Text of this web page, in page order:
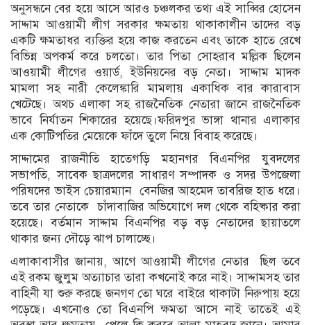
অনুসন্ধনে বের হয়ে আসে আরও চঞ্চলকর তথ্য এই সাব্বির হোসেন
সাদ্দাম আওয়ামী লীগ সরকার ক্ষমতায় থাকাকালীন তাদের বড়
একটি ক্ষমতাধর ব্যক্তির হয়ে কাজ করতেন এবং তাকে হাতে রেখে
বিভিন্ন অপকর্ম করে চলতো। তার পিতা সোহরাব মল্লিক ছিলেন
আওয়ামী লীগের ওয়ার্ড, ইউনিয়নের বড় নেতা। সাদ্দাম মাদক
মামলা সহ নারী কেলেঙ্কারি মামলায় একাধিক বার কারাবাস
খেটেছে। অথচ এলাকা সহ রাজনৈতিক নেতারা জানে রাজনৈতিক
ভাবে নির্যাতন শিকারের হয়েছে।ফরিদপুর ভাঙ্গা থানার এলাকার
এক কোটিপতির মেয়েকে ফাঁদে তুলে নিয়ে বিবাহ করেছে।
সাদ্দামের রাজনীতি হাতেগড়ি মহানগর বিএনপির যুবদলের
সভাপতি, সাবেক ছাত্রদলের সাধারণ সম্পাদক ও সদর উপজেলা
পরিষদের ভাইস চেয়ারম্যান বেনজির আহমেদ তাবরিজ হাত ধরে।
তবে তার নেতাকে চাঁদাবাজির অভিযোগে দল থেকে বহিষ্কার করা
হয়েছে। বর্তমান সাদ্দাম বিএনপির বড় বড় নেতাদের ছায়াতলে
থাকার জন্য দৌড়ে ঝাপ চালাচ্ছে।
এলাকাবাসীর জানায়, আগে আওয়ামী লীগের নেতার ছিল তবে
এই রকম জুলুম অত্যাচার তারা কখনোই করে নাই। সাদ্দামসহ তার
বাহিনী যা শুরু করছে জনগণ তো ঘরে বাইরে থাকাটা নিরুপায় হয়ে
পড়েছে। এখনোও তো বিএনপি ক্ষমতা আসে নাই তাতেই এই